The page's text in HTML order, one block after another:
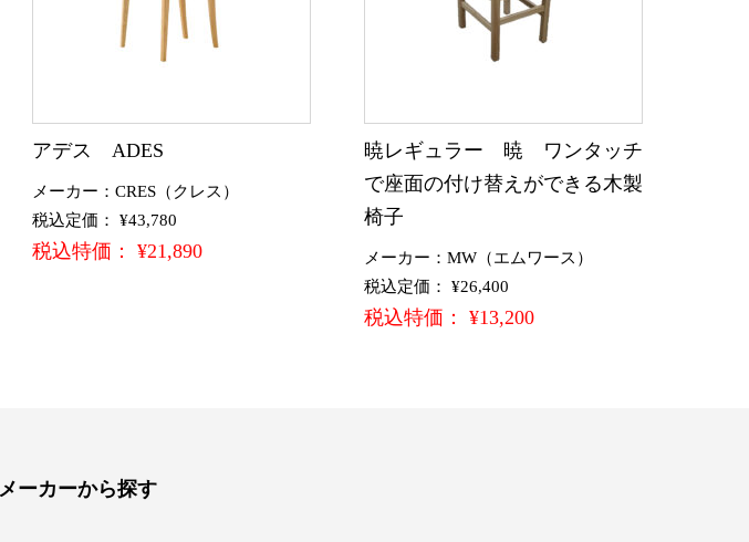
アデス ADES
メーカー：CRES（クレス）
税込定価： ¥43,780
税込特価： ¥21,890
暁レギュラー 暁 ワンタッチ
で座面の付け替えができる木製
椅子
メーカー：MW（エムワース）
税込定価： ¥26,400
税込特価： ¥13,200
メーカーから探す